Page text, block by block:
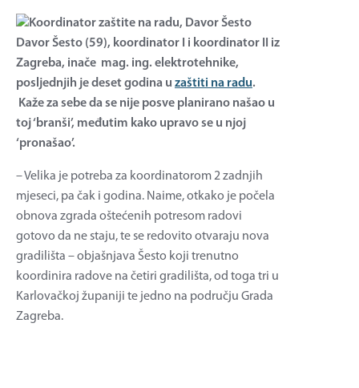
Davor Šesto (59), koordinator I i koordinator II iz
Zagreba, inače mag. ing. elektrotehnike,
posljednjih je deset godina u zaštiti na radu.
Kaže za sebe da se nije posve planirano našao u
toj ‘branši’, međutim kako upravo se u njoj
‘pronašao’.
– Velika je potreba za koordinatorom 2 zadnjih
mjeseci, pa čak i godina. Naime, otkako je počela
obnova zgrada oštećenih potresom radovi
gotovo da ne staju, te se redovito otvaraju nova
gradilišta – objašnjava Šesto koji trenutno
koordinira radove na četiri gradilišta, od toga tri u
Karlovačkoj županiji te jedno na području Grada
Zagreba.